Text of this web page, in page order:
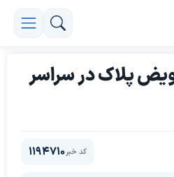
پلاک در سراسر
کد خبر1194710